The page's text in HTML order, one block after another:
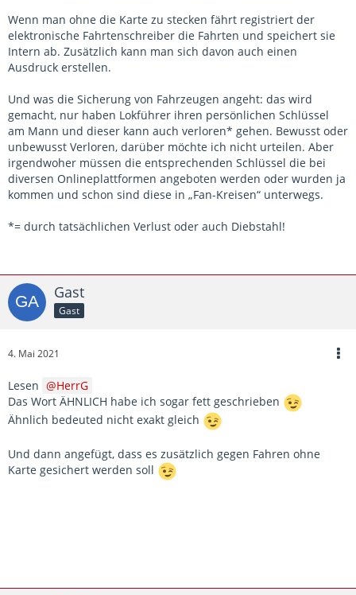
Wenn man ohne die Karte zu stecken fährt registriert der
elektronische Fahrtenschreiber die Fahrten und speichert sie
Intern ab. Zusätzlich kann man sich davon auch einen
Ausdruck erstellen.
Und was die Sicherung von Fahrzeugen angeht: das wird
gemacht, nur haben Lokführer ihren persönlichen Schlüssel
am Mann und dieser kann auch verloren* gehen. Bewusst oder
unbewusst Verloren, darüber möchte ich nicht urteilen. Aber
irgendwoher müssen die entsprechenden Schlüssel die bei
diversen Onlineplattformen angeboten werden oder wurden ja
kommen und schon sind diese in „Fan-Kreisen“ unterwegs.
*= durch tatsächlichen Verlust oder auch Diebstahl!
Gast
Gast
4. Mai 2021
Lesen
HerrG
Das Wort ÄHNLICH habe ich sogar fett geschrieben
Ähnlich bedeuted nicht exakt gleich
Und dann angefügt, dass es zusätzlich gegen Fahren ohne
Karte gesichert werden soll